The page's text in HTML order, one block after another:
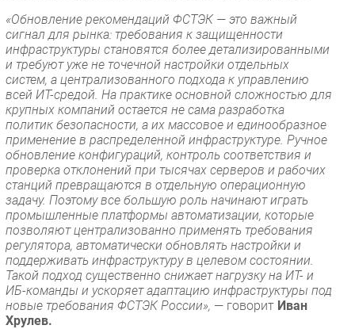
«Обновление рекомендаций ФСТЭК — это важный
сигнал для рынка: требования к защищенности
инфраструктуры становятся более детализированными
и требуют уже не точечной настройки отдельных
систем, а централизованного подхода к управлению
всей ИТ-средой. На практике основной сложностью для
крупных компаний остается не сама разработка
политик безопасности, а их массовое и единообразное
применение в распределенной инфраструктуре. Ручное
обновление конфигураций, контроль соответствия и
проверка отклонений при тысячах серверов и рабочих
станций превращаются в отдельную операционную
задачу. Поэтому все большую роль начинают играть
промышленные платформы автоматизации, которые
позволяют централизованно применять требования
регулятора, автоматически обновлять настройки и
поддерживать инфраструктуру в целевом состоянии.
Такой подход существенно снижает нагрузку на ИТ- и
ИБ-команды и ускоряет адаптацию инфраструктуры под
новые требования ФСТЭК России», — говорит Иван
Хрулев.